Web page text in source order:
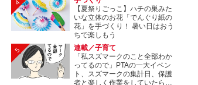
4
【夏祭りごっこ】ハチの巣みた
いな立体のお花「でんぐり紙の
花」を手づくり！ 暑い日はおう
ちで楽しもう
5
連載／子育て
「私スズマークのこと全部わか
ってるので」PTAの一大イベン
ト、スズマークの集計日、保護
者と楽しく作業をしていたら…